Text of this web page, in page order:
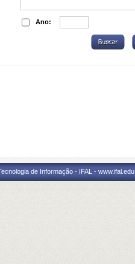
Ano:
de Informação - IFAL -